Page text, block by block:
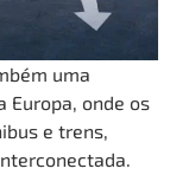
uma
Europa, onde os
e trens,